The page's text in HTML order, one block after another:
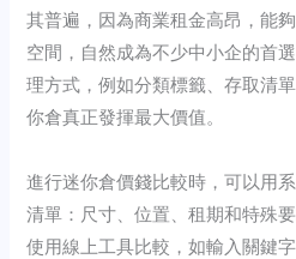
其普遍，因為商業租金高昂，能
空間，自然成為不少中小企的首
理方式，例如分類標籤、存取清
你倉真正發揮最大價值。
進行迷你倉價錢比較時，可以用
清單：尺寸、位置、租期和特殊
使用線上工具比較，如輸入關鍵